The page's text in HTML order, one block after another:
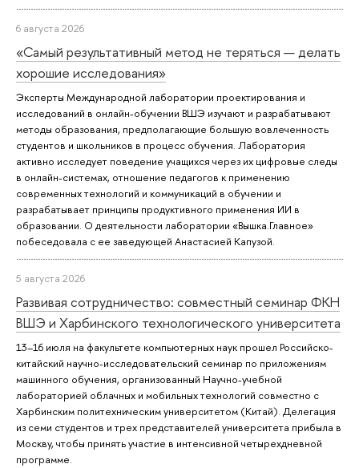
6 августа 2026
«Самый результативный метод не теряться — делать
хорошие исследования»
Эксперты Международной лаборатории проектирования и
исследований в онлайн-обучении ВШЭ изучают и разрабатывают
методы образования, предполагающие большую вовлеченность
студентов и школьников в процесс обучения. Лаборатория
активно исследует поведение учащихся через их цифровые следы
в онлайн-системах, отношение педагогов к применению
современных технологий и коммуникаций в обучении и
разрабатывает принципы продуктивного применения ИИ в
образовании. О деятельности лаборатории «Вышка.Главное»
побеседовала с ее заведующей Анастасией Капузой.
5 августа 2026
Развивая сотрудничество: совместный семинар ФКН
ВШЭ и Харбинского технологического университета
13–16 июля на факультете компьютерных наук прошел Российско-
китайский научно-исследовательский семинар по приложениям
машинного обучения, организованный Научно-учебной
лабораторией облачных и мобильных технологий совместно с
Харбинским политехническим университетом (Китай). Делегация
из семи студентов и трех представителей университета прибыла в
Москву, чтобы принять участие в интенсивной четырехдневной
программе.